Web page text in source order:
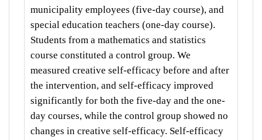
municipality employees (five-day course), and
special education teachers (one-day course).
Students from a mathematics and statistics
course constituted a control group. We
measured creative self-efficacy before and after
the intervention, and self-efficacy improved
significantly for both the five-day and the one-
day courses, while the control group showed no
changes in creative self-efficacy. Self-efficacy